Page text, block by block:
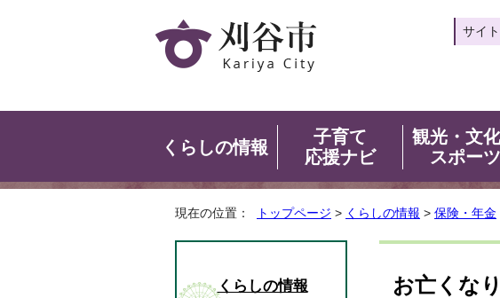
サイ
くらしの情報
子育て
応援ナビ
観光・文化
スポーツ
現在の位置： トップページ > くらしの情報 > 保険・年金
お亡くな
くらしの情報